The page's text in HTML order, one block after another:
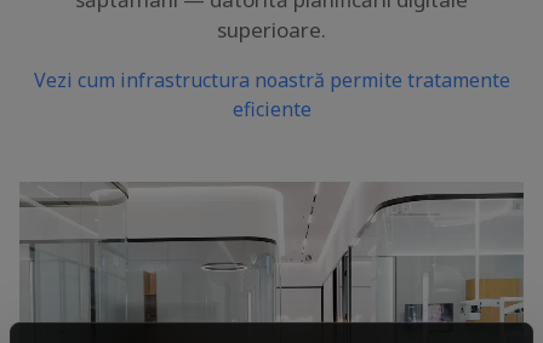
superioare.
Vezi cum infrastructura noastră permite tratamente
eficiente